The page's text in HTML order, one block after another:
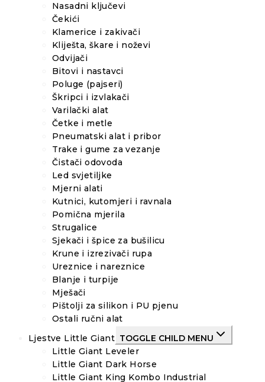
Nasadni ključevi
Čekići
Klamerice i zakivači
Kliješta, škare i noževi
Odvijači
Bitovi i nastavci
Poluge (pajseri)
Škripci i izvlakači
Varilački alat
Četke i metle
Pneumatski alat i pribor
Trake i gume za vezanje
Čistači odovoda
Led svjetiljke
Mjerni alati
Kutnici, kutomjeri i ravnala
Pomična mjerila
Strugalice
Sjekači i špice za bušilicu
Krune i izrezivači rupa
Ureznice i nareznice
Blanje i turpije
Mješači
Pištolji za silikon i PU pjenu
Ostali ručni alat
Ljestve Little Giant TOGGLE CHILD MENU
Little Giant Leveler
Little Giant Dark Horse
Little Giant King Kombo Industrial